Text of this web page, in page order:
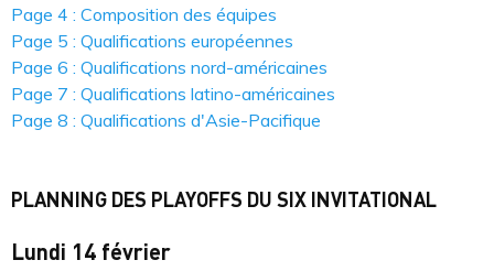
Page 4 : Composition des équipes
Page 5 : Qualifications européennes
Page 6 : Qualifications nord-américaines
Page 7 : Qualifications latino-américaines
Page 8 : Qualifications d'Asie-Pacifique
PLANNING DES PLAYOFFS DU SIX INVITATIONAL
Lundi 14 février